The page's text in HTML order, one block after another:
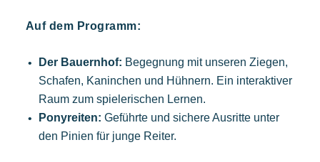
Veranstaltungen & Feste
Unsere Angebote
Kontaktieren Sie uns
Auf dem Programm:
Der Bauernhof: Begegnung mit unseren Ziegen,
Schafen, Kaninchen und Hühnern. Ein interaktiver
Raum zum spielerischen Lernen.
Ponyreiten: Geführte und sichere Ausritte unter
den Pinien für junge Reiter.